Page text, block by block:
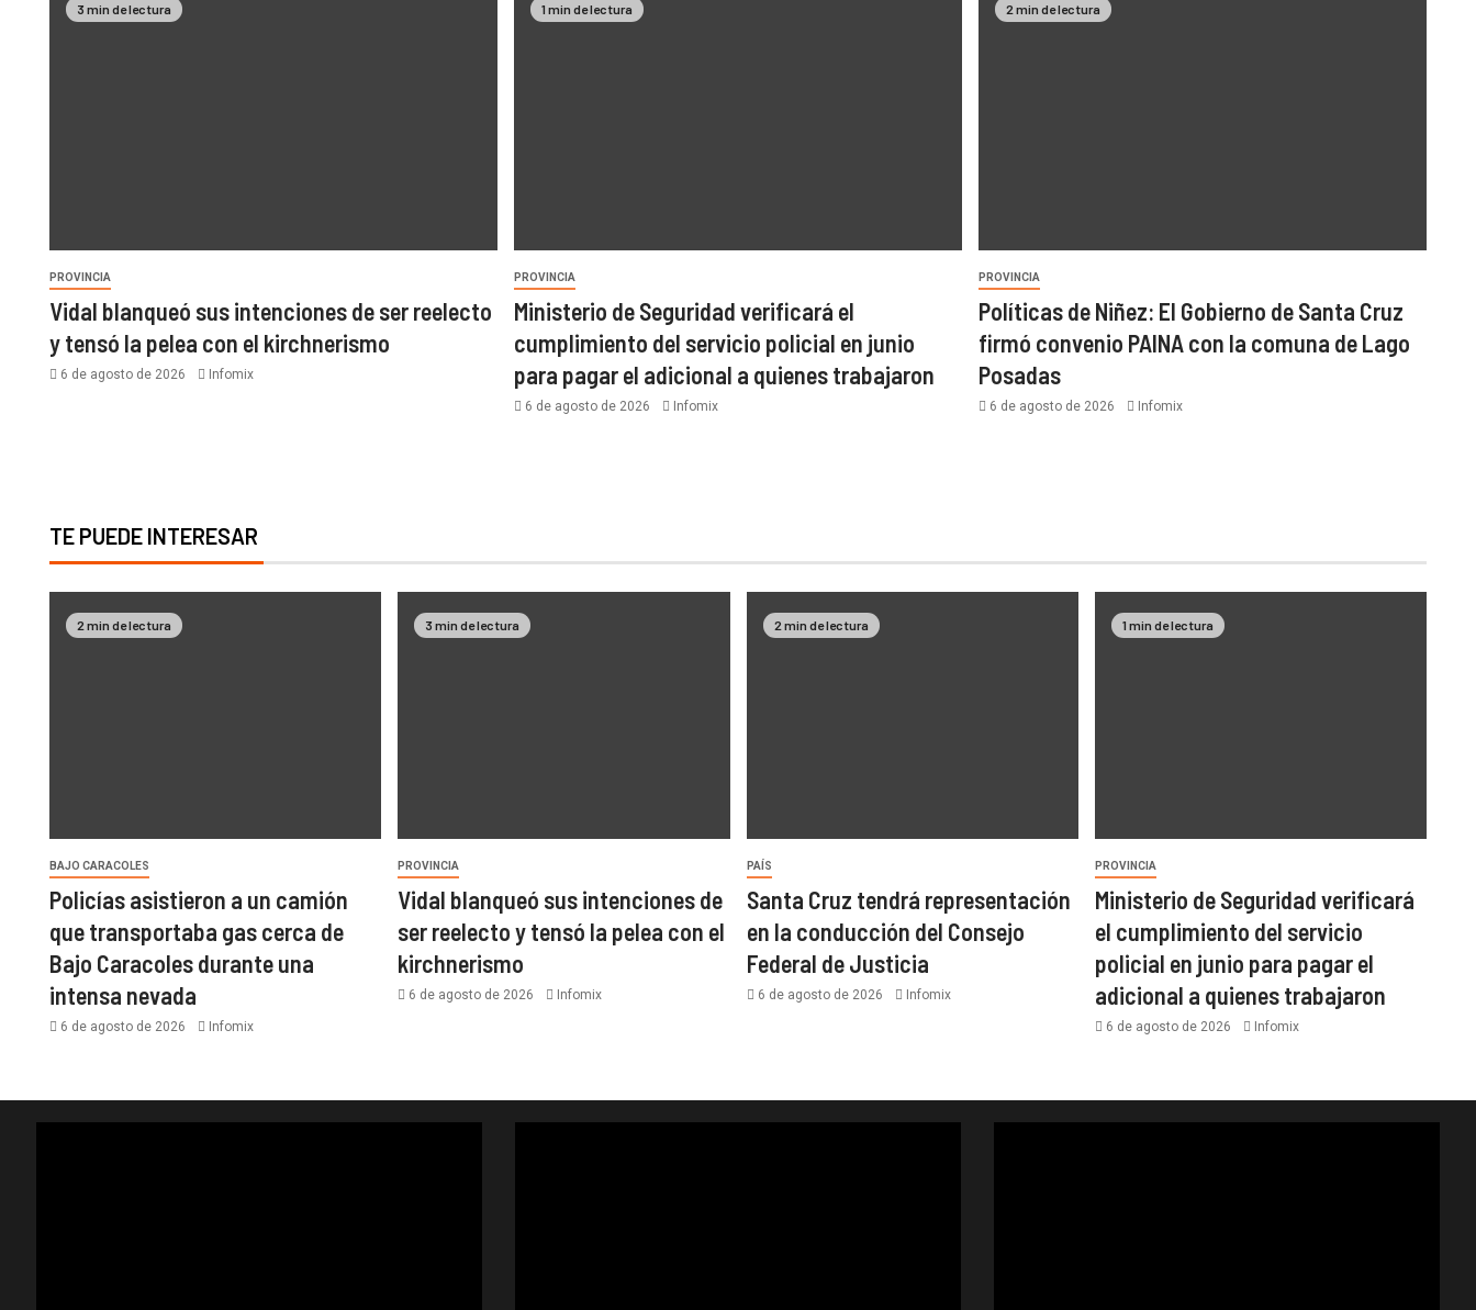
3 min de lectura
PROVINCIA
Vidal blanqueó sus intenciones de ser reelecto
y tensó la pelea con el kirchnerismo
6 de agosto de 2026 Infomix
1 min de lectura
PROVINCIA
Ministerio de Seguridad verificará el
cumplimiento del servicio policial en junio
para pagar el adicional a quienes trabajaron
6 de agosto de 2026 Infomix
2 min de lectura
PROVINCIA
Políticas de Niñez: El Gobierno de Santa Cruz
firmó convenio PAINA con la comuna de Lago
Posadas
6 de agosto de 2026 Infomix
TE PUEDE INTERESAR
2 min de lectura
BAJO CARACOLES
Policías asistieron a un camión
que transportaba gas cerca de
Bajo Caracoles durante una
intensa nevada
6 de agosto de 2026 Infomix
3 min de lectura
PROVINCIA
Vidal blanqueó sus intenciones de
ser reelecto y tensó la pelea con el
kirchnerismo
6 de agosto de 2026 Infomix
2 min de lectura
PAÍS
Santa Cruz tendrá representación
en la conducción del Consejo
Federal de Justicia
6 de agosto de 2026 Infomix
1 min de lectura
PROVINCIA
Ministerio de Seguridad verificará
el cumplimiento del servicio
policial en junio para pagar el
adicional a quienes trabajaron
6 de agosto de 2026 Infomix